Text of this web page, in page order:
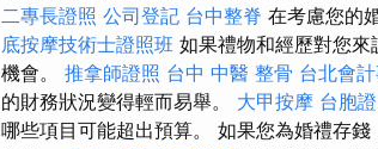
二專長證照 公司登記 台中整脊 在考慮您的
底按摩技術士證照班 如果禮物和經歷對您
機會。 推拿師證照 台中 中醫 整骨 台北會
的財務狀況變得輕而易舉。 大甲按摩 台胞
哪些項目可能超出預算。 如果您為婚禮存